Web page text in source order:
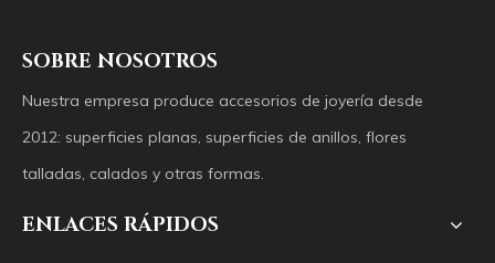
SOBRE NOSOTROS
Nuestra empresa produce accesorios de joyería desde
2012: superficies planas, superficies de anillos, flores
talladas, calados y otras formas.
ENLACES RÁPIDOS